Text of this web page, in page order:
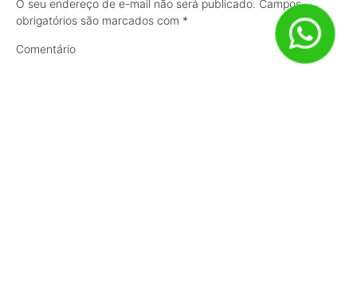
O seu endereço de e-mail não será publicado. Campos
obrigatórios são marcados com *
Comentário